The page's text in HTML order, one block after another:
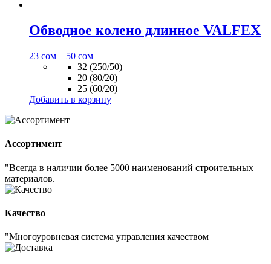
Обводное колено длинное VALFEX
23 сом – 50 сом
32 (250/50)
20 (80/20)
25 (60/20)
Добавить в корзину
Ассортимент
"Всегда в наличии более 5000 наименований строительных
материалов.
Качество
"Многоуровневая система управления качеством